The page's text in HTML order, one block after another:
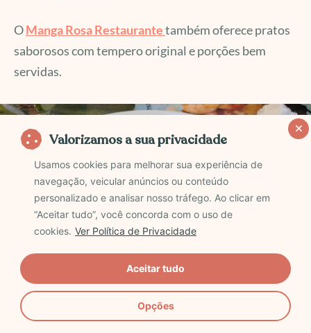
Valorizamos a sua privacidade
Usamos cookies para melhorar sua experiência de
navegação, veicular anúncios ou conteúdo
personalizado e analisar nosso tráfego. Ao clicar em
“Aceitar tudo”, você concorda com o uso de
cookies. Ver Política de Privacidade
Opções
Aceitar tudo
OManga Rosa Restaurantetambém oferece pratos
saborosos com tempero original e porções bem
servidas.